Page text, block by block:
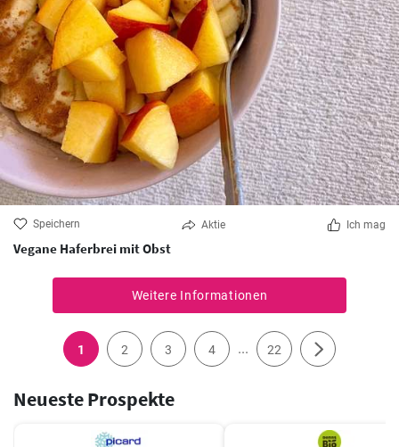
Speichern Aktie Ich mag
Vegane Haferbrei mit Obst
Weitere Informationen
1 2 3 4 ... 22
Neueste Prospekte